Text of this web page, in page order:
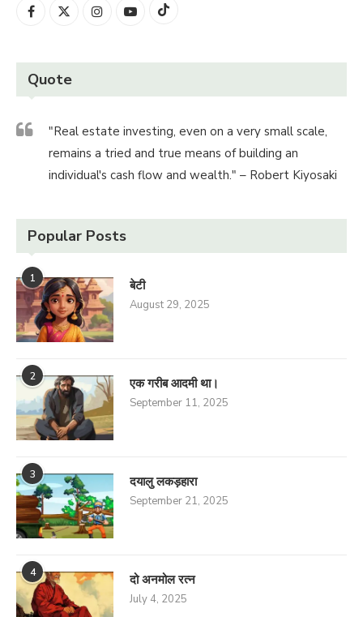
Quote
"Real estate investing, even on a very small scale,
remains a tried and true means of building an
individual's cash flow and wealth." – Robert Kiyosaki
Popular Posts
1 बेटी
August 29, 2025
2 एक गरीब आदमी था।
September 11, 2025
3 दयालु लकड़हारा
September 21, 2025
4 दो अनमोल रत्न
July 4, 2025